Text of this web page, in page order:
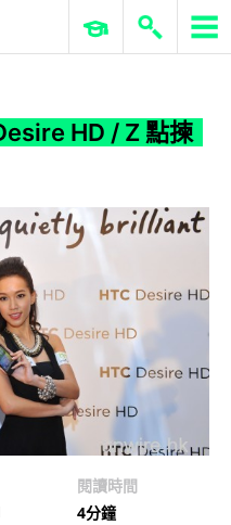
ERP 與商業 AI
HD / Z 點揀
閱讀時間
4分鐘